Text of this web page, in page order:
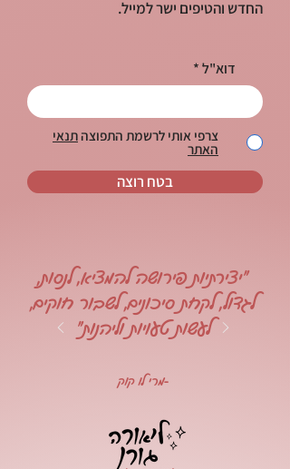
החדש והטיפים ישר למייל.
דוא"ל
צרפי אותי לרשמת התפוצהתנאי
האתר
בטח רוצה
"יצירתיות פירושה להמציא, לנסות,
לגדול, לקחת סיכונים, לשבור חוקים,
לעשות טעויות וליהנות"
-מרי לו קוק